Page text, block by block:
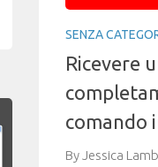
SENZA
Ricevere
comando
By Jessica